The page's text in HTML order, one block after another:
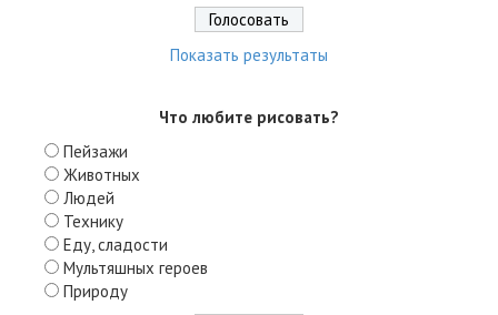
Показать результаты
Что любите рисовать?
Пейзажи
Животных
Людей
Технику
Еду, сладости
Мультяшных героев
Природу